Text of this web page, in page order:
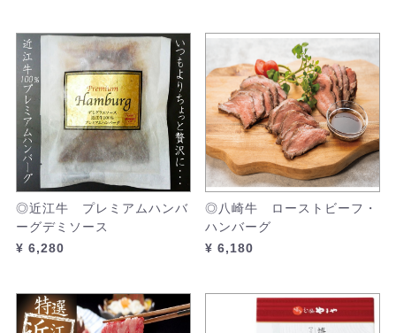
◎近江牛 プレミアムハンバ
ーグデミソース
¥ 6,280
◎八崎牛 ローストビーフ・
ハンバーグ
¥ 6,180